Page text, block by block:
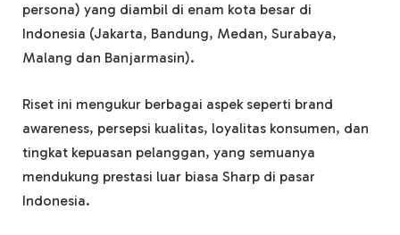
persona) yang diambil di enam kota besar di
Indonesia (Jakarta, Bandung, Medan, Surabaya,
Malang dan Banjarmasin).
Riset ini mengukur berbagai aspek seperti brand
awareness, persepsi kualitas, loyalitas konsumen, dan
tingkat kepuasan pelanggan, yang semuanya
mendukung prestasi luar biasa Sharp di pasar
Indonesia.